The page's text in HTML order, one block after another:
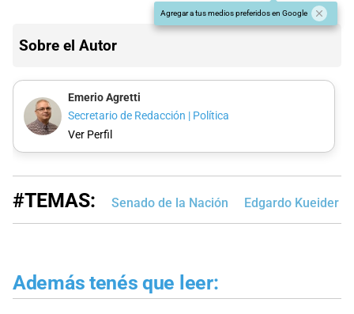
Agregar a tus medios preferidos en Google
Sobre el Autor
Emerio Agretti
Secretario de Redacción | Política
Ver Perfil
#TEMAS: Senado de la Nación Edgardo Kueider
Además tenés que leer: